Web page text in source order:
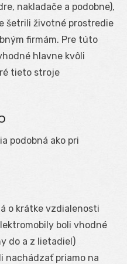
nakladače a podobne),
šetrili životné prostredie
firmám. Pre túto
hlavne kvôli
tieto stroje
podobná ako pri
o krátke vzdialenosti
boli vhodné
do a z lietadiel)
nachádzať priamo na